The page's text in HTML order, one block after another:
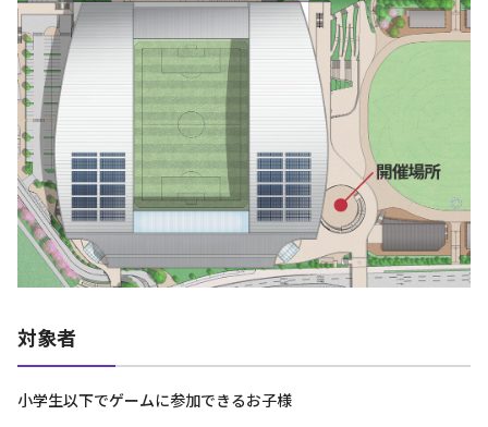
対象者
小学生以下でゲームに参加できるお子様